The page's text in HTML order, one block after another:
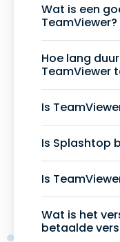
Wat is een
TeamViewer?
Hoe lang
TeamViewer
Is
Is Splashtop
Is
Wat is het
betaalde